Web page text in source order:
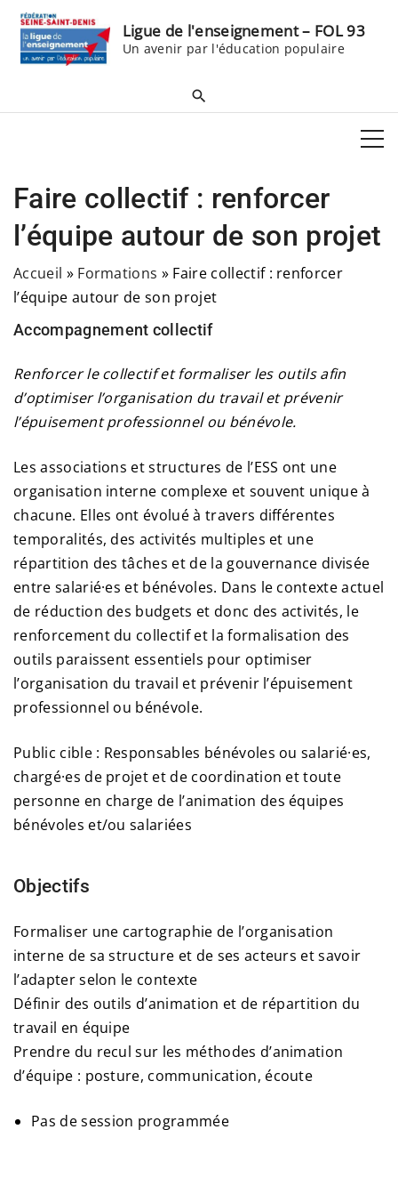
Ligue de l'enseignement – FOL 93
Un avenir par l'éducation populaire
Faire collectif : renforcer
l’équipe autour de son projet
Accueil » Formations » Faire collectif : renforcer
l’équipe autour de son projet
Accompagnement collectif
Renforcer le collectif et formaliser les outils afin
d’optimiser l’organisation du travail et prévenir
l’épuisement professionnel ou bénévole.
Les associations et structures de l’ESS ont une
organisation interne complexe et souvent unique à
chacune. Elles ont évolué à travers différentes
temporalités, des activités multiples et une
répartition des tâches et de la gouvernance divisée
entre salarié·es et bénévoles. Dans le contexte actuel
de réduction des budgets et donc des activités, le
renforcement du collectif et la formalisation des
outils paraissent essentiels pour optimiser
l’organisation du travail et prévenir l’épuisement
professionnel ou bénévole.
Public cible : Responsables bénévoles ou salarié·es,
chargé·es de projet et de coordination et toute
personne en charge de l’animation des équipes
bénévoles et/ou salariées
Objectifs
Formaliser une cartographie de l’organisation
interne de sa structure et de ses acteurs et savoir
l’adapter selon le contexte
Définir des outils d’animation et de répartition du
travail en équipe
Prendre du recul sur les méthodes d’animation
d’équipe : posture, communication, écoute
Pas de session programmée